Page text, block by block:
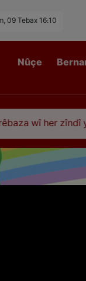
09 Tebax 16:10
Nûçe
zîndî ye